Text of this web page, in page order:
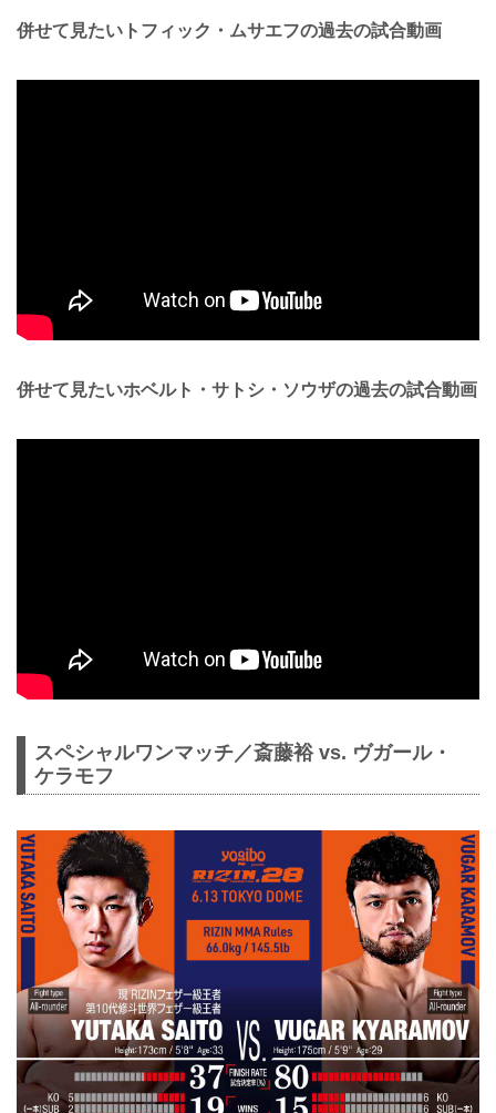
併せて見たいトフィック・ムサエフの過去の試合動画
併せて見たいホベルト・サトシ・ソウザの過去の試合動画
スペシャルワンマッチ／斎藤裕 vs. ヴガール・
ケラモフ